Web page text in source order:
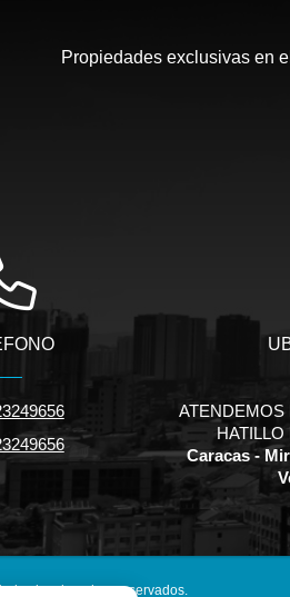
Propiedades exclusivas en
ATENDEMOS
HATILLO
Caracas -
los derechos reservados.